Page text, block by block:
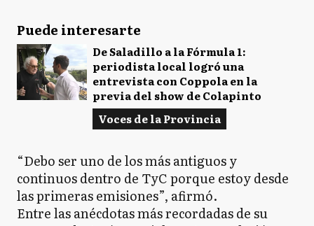
Puede interesarte
De Saladillo a la Fórmula 1:
periodista local logró una
entrevista con Coppola en la
previa del show de Colapinto
Voces de la Provincia
“Debo ser uno de los más antiguos y
continuos dentro de TyC porque estoy desde
las primeras emisiones”, afirmó.
Entre las anécdotas más recordadas de su